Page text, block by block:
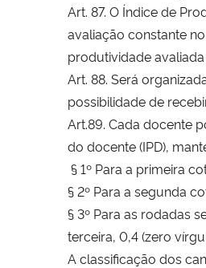
Art. 87. O Índice de
avaliação constante
produtividade
Art. 88. Será
possibilidade de
Art.89. Cada docente
do docente (IPD),
§ 1º Para a primeira
§ 2º Para a segunda
§ 3º Para as rodadas
terceira, 0,4 (zero
A classificação dos